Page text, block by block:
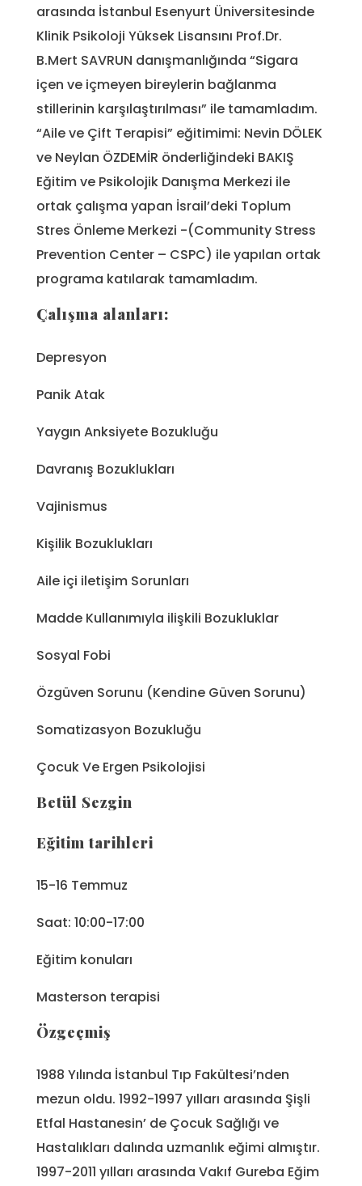
arasında İstanbul Esenyurt Üniversitesinde
Klinik Psikoloji Yüksek Lisansını Prof.Dr.
B.Mert SAVRUN danışmanlığında “Sigara
içen ve içmeyen bireylerin bağlanma
stillerinin karşılaştırılması” ile tamamladım.
“Aile ve Çift Terapisi” eğitimimi: Nevin DÖLEK
ve Neylan ÖZDEMİR önderliğindeki BAKIŞ
Eğitim ve Psikolojik Danışma Merkezi ile
ortak çalışma yapan İsrail’deki Toplum
Stres Önleme Merkezi -(Community Stress
Prevention Center – CSPC) ile yapılan ortak
programa katılarak tamamladım.
Çalışma alanları:
Depresyon
Panik Atak
Yaygın Anksiyete Bozukluğu
Davranış Bozuklukları
Vajinismus
Kişilik Bozuklukları
Aile içi iletişim Sorunları
Madde Kullanımıyla ilişkili Bozukluklar
Sosyal Fobi
Özgüven Sorunu (Kendine Güven Sorunu)
Somatizasyon Bozukluğu
Çocuk Ve Ergen Psikolojisi
Betül Sezgin
Eğitim tarihleri
15-16 Temmuz
Saat: 10:00-17:00
Eğitim konuları
Masterson terapisi
Özgeçmiş
1988 Yılında İstanbul Tıp Fakültesi’nden
mezun oldu. 1992-1997 yılları arasında Şişli
Etfal Hastanesin’ de Çocuk Sağlığı ve
Hastalıkları dalında uzmanlık eğimi almıştır.
1997-2011 yılları arasında Vakıf Gureba Eğim